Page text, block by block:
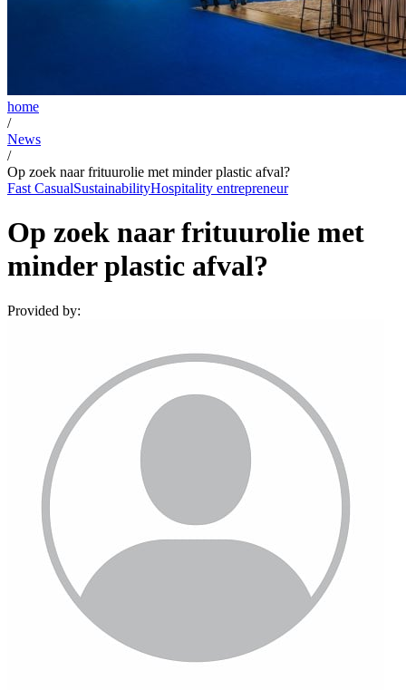
home
/
News
/
Op zoek naar frituurolie met minder plastic afval?
Fast CasualSustainabilityHospitality entrepreneur
Op zoek naar frituurolie met
minder plastic afval?
Provided by: